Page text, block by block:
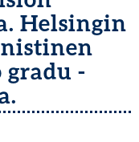
Helsingin
-